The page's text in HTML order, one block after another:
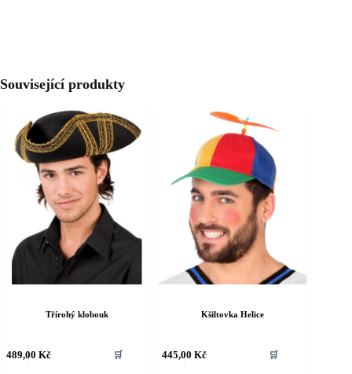
Související produkty
Třírohý klobouk
489,00 Kč 🛒
Kšiltovka Helice
445,00 Kč 🛒
produkt